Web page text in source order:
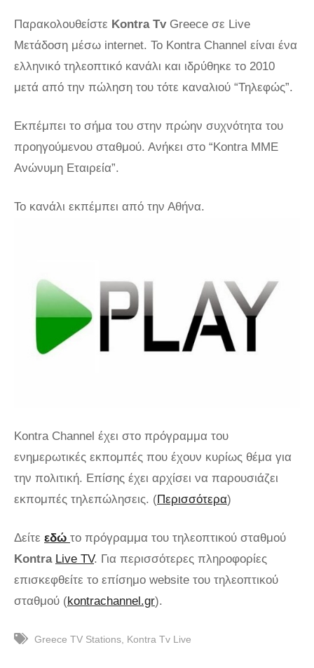
Παρακολουθείστε Kontra TvGreece σε Live
Μετάδοση μέσω internet. To Kontra Channel είναι ένα
ελληνικό τηλεοπτικό κανάλι και ιδρύθηκε το 2010
μετά από την πώληση του τότε καναλιού “Τηλεφώς”.
Εκπέμπει το σήμα του στην πρώην συχνότητα του
προηγούμενου σταθμού. Ανήκει στο “Kontra ΜΜΕ
Ανώνυμη Εταιρεία”.
Το κανάλι εκπέμπει από την Αθήνα.
Kontra Channel έχει στο πρόγραμμα του
ενημερωτικές εκπομπές που έχουν κυρίως θέμα για
την πολιτική. Επίσης έχει αρχίσει να παρουσιάζει
εκπομπές τηλεπώλησεις. (Περισσότερα)
Δείτε εδώ το πρόγραμμα του τηλεοπτικού σταθμού
Kontra Live TV. Για περισσότερες πληροφορίες
επισκεφθείτε το επίσημο website του τηλεοπτικού
σταθμού (kontrachannel.gr).
Greece TV Stations Kontra Tv Live